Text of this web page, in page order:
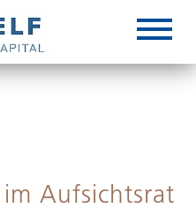
Aufsichtsrat